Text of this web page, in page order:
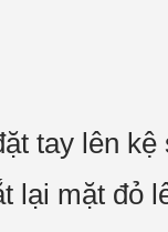
tay lên kệ
lại mặt đỏ